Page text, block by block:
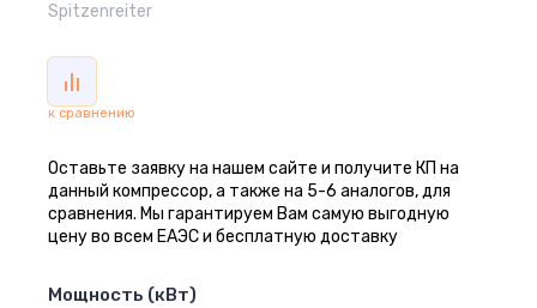
Spitzenreiter
к сравнению
Оставьте заявку на нашем сайте и получите КП на
данный компрессор, а также на 5-6 аналогов, для
сравнения. Мы гарантируем Вам самую выгодную
цену во всем ЕАЭС и бесплатную доставку
Мощность (кВт)